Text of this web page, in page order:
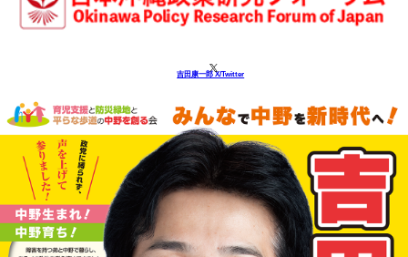
吉田康一郎 X/Twitter